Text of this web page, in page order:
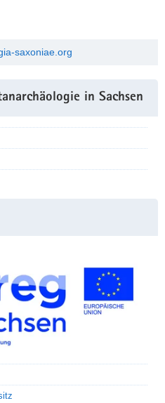
saxoniae.org
in Sachsen